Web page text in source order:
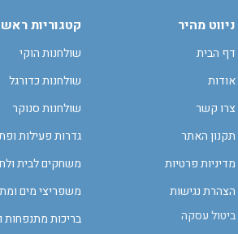
ניווט מהיר
דף הבית
אודות
צרו קשר
תקנון האתר
מדיניות פרטיות
הצהרת נגישות
ביטול עסקה
קטגוריות
שולחנות הוקי
שולחנות כדורגל
שולחנות סנוקר
גדרות פעילות
משחקים לבית
משפריצי מים
בריכות